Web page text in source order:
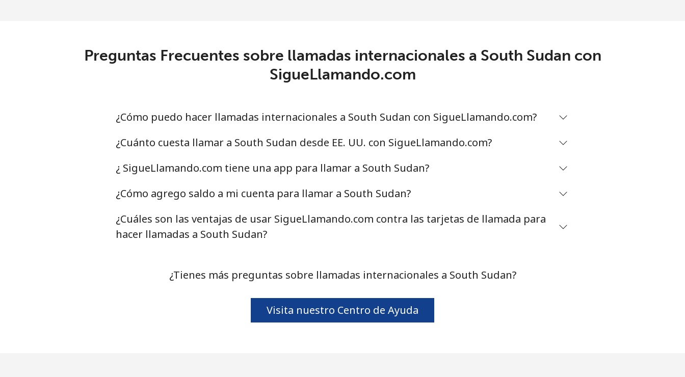
Línea fija ⁦10.5¢⁩ 95 min por ⁦$10⁩
62 min por ⁦$10⁩
Línea fija ⁦35.5¢⁩ 28 min por ⁦$10⁩
Celular ⁦29.5¢⁩ 33 min por ⁦$10⁩
Serbia
Línea fija ⁦16.9¢⁩ 59 min por ⁦$10⁩ -
Seychelles
14 min por ⁦$10⁩
Preguntas Frecuentes sobre llamadas internacionales a South Sudan con
SigueLlamando.com
¿Cómo puedo hacer llamadas internacionales a South Sudan con SigueLlamando.com?
¿Cuánto cuesta llamar a South Sudan desde EE. UU. con SigueLlamando.com?
¿ SigueLlamando.com tiene una app para llamar a South Sudan?
¿Cómo agrego saldo a mi cuenta para llamar a South Sudan?
¿Cuáles son las ventajas de usar SigueLlamando.com contra las tarjetas de llamada para
hacer llamadas a South Sudan?
¿Tienes más preguntas sobre llamadas internacionales a South Sudan?
Visita nuestro Centro de Ayuda